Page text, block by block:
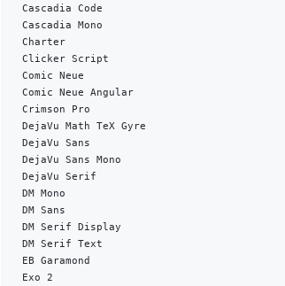
Cascadia Code
Cascadia Mono
Charter
Clicker Script
Comic Neue
Comic Neue Angular
Crimson Pro
DejaVu Math TeX Gyre
DejaVu Sans
DejaVu Sans Mono
DejaVu Serif
DM Mono
DM Sans
DM Serif Display
DM Serif Text
EB Garamond
Exo 2